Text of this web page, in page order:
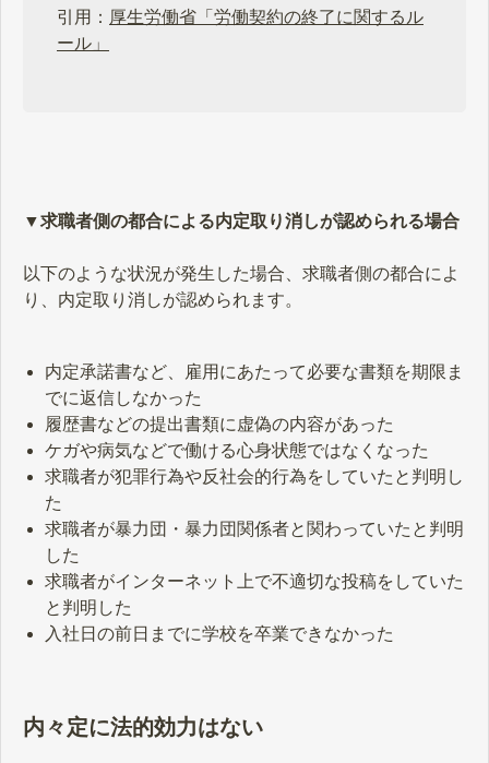
引用： 厚生労働省「労働契約の終了に関するル
ール」
▼求職者側の都合による内定取り消しが認められる場合
以下のような状況が発生した場合、求職者側の都合によ
り、内定取り消しが認められます。
内定承諾書など、雇用にあたって必要な書類を期限ま
でに返信しなかった
履歴書などの提出書類に虚偽の内容があった
ケガや病気などで働ける心身状態ではなくなった
求職者が犯罪行為や反社会的行為をしていたと判明し
た
求職者が暴力団・暴力団関係者と関わっていたと判明
した
求職者がインターネット上で不適切な投稿をしていた
と判明した
入社日の前日までに学校を卒業できなかった
内々定に法的効力はない